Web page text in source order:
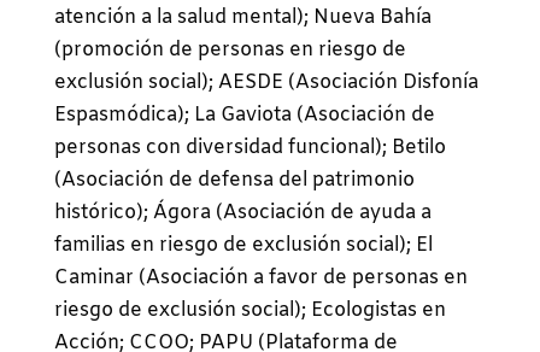
atención a la salud mental); Nueva Bahía
(promoción de personas en riesgo de
exclusión social); AESDE (Asociación Disfonía
Espasmódica); La Gaviota (Asociación de
personas con diversidad funcional); Betilo
(Asociación de defensa del patrimonio
histórico); Ágora (Asociación de ayuda a
familias en riesgo de exclusión social); El
Caminar (Asociación a favor de personas en
riesgo de exclusión social); Ecologistas en
Acción; CCOO; PAPU (Plataforma de